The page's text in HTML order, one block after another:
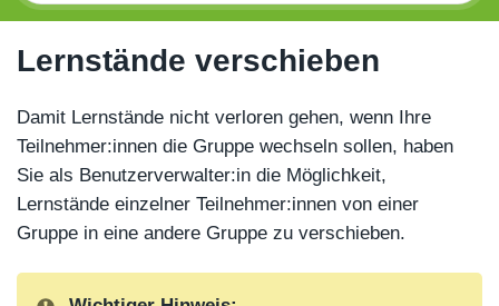
Lernstände verschieben
Damit Lernstände nicht verloren gehen, wenn Ihre
Teilnehmer:innen die Gruppe wechseln sollen, haben
Sie als Benutzerverwalter:in die Möglichkeit,
Lernstände einzelner Teilnehmer:innen von einer
Gruppe in eine andere Gruppe zu verschieben.